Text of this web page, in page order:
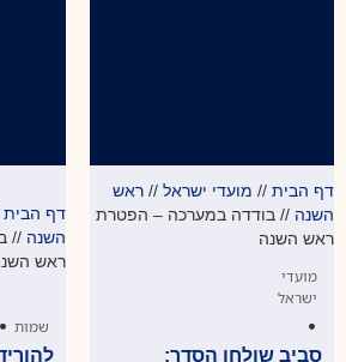
דף הבית // מועדי ישראל // ראש
השנה // בודדה במערכה – הפטרת
ראש השנה
מועדי
ישראל
•
סביב שולחן הסדר:
דף הבית
השנה //
ראש
שמות•